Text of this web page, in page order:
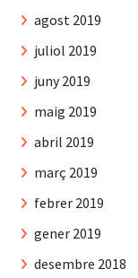
agost 2019
juliol 2019
juny 2019
maig 2019
abril 2019
març 2019
febrer 2019
gener 2019
desembre 2018